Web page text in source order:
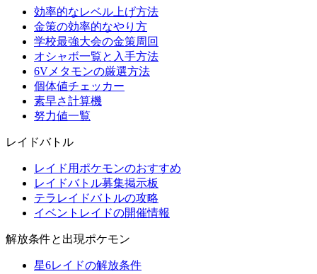
効率的なレベル上げ方法
金策の効率的なやり方
学校最強大会の金策周回
オシャボ一覧と入手方法
6Vメタモンの厳選方法
個体値チェッカー
素早さ計算機
努力値一覧
レイドバトル
レイド用ポケモンのおすすめ
レイドバトル募集掲示板
テラレイドバトルの攻略
イベントレイドの開催情報
解放条件と出現ポケモン
星6レイドの解放条件